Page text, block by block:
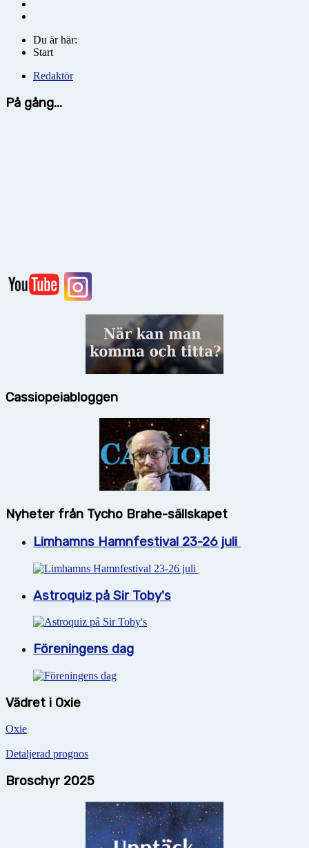
Du är här:
Start
Redaktör
På gång...
Cassiopeiabloggen
Nyheter från Tycho Brahe-sällskapet
Limhamns Hamnfestival 23-26 juli
Astroquiz på Sir Toby's
Föreningens dag
Vädret i Oxie
Oxie
Detaljerad prognos
Broschyr 2025